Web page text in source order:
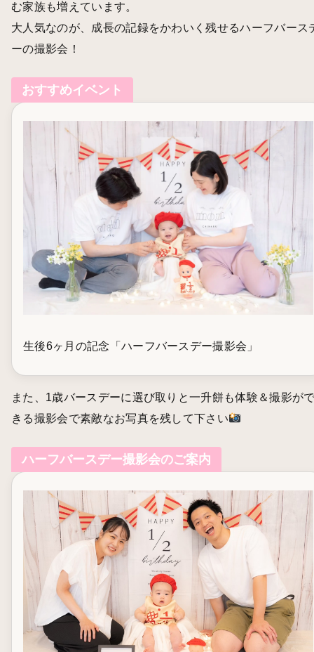
む家族も増えています。
大人気なのが、成長の記録をかわいく残せるハーフバース
ーの撮影会！
おすすめイベント
生後6ヶ月の記念「ハーフバースデー撮影会」
また、1歳バースデーに選び取りと一升餅も体験＆撮影が
きる撮影会で素敵なお写真を残して下さい
ハーフバースデー撮影会のご案内